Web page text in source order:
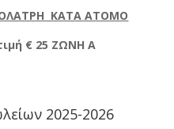
ΚΑΤΑ ΑΤΟΜΟ
€ 25 ΖΩΝΗ Α
2025-2026